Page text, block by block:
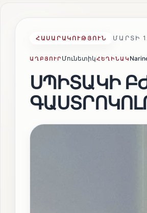
ՀԱՍԱՐԱԿՈՒԹՅՈՒՆ ՄԱՐՏԻ
ԱՂԲՅՈՒՐ ՄունետիկՀԵՂԻՆԱԿ
ՍՊԻՏԱԿԻ